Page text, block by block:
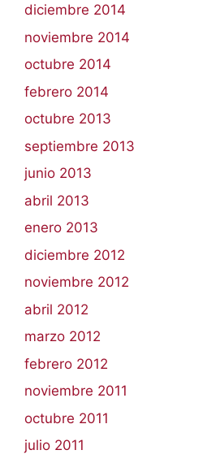
diciembre 2014
noviembre 2014
octubre 2014
febrero 2014
octubre 2013
septiembre 2013
junio 2013
abril 2013
enero 2013
diciembre 2012
noviembre 2012
abril 2012
marzo 2012
febrero 2012
noviembre 2011
octubre 2011
julio 2011